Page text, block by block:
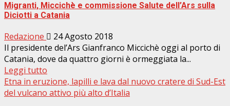
Migranti, Miccichè e commissione Salute dell’Ars sulla
Diciotti a Catania
Redazione
24 Agosto 2018
Il presidente del’Ars Gianfranco Miccichè oggi al porto di
Catania, dove da quattro giorni è ormeggiata la...
Leggi tutto
Etna in eruzione, lapilli e lava dal nuovo cratere di Sud-Est
del vulcano attivo più alto d’Italia